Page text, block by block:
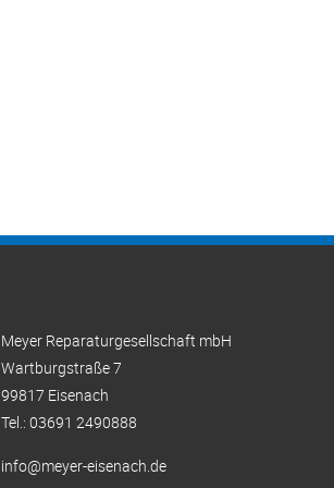
Meyer Reparaturgesellschaft mbH
Wartburgstraße 7
99817 Eisenach
Tel.: 03691 2490888
info@meyer-eisenach.de